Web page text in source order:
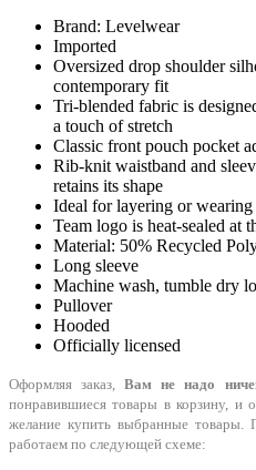
Brand: Levelwear
Imported
Oversized drop shoulder
contemporary fit
Tri-blended fabric is
a touch of stretch
Classic front pouch pocket
Rib-knit waistband and
retains its shape
Ideal for layering or
Team logo is heat-sealed at
Material: 50% Recycled
Long sleeve
Machine wash, tumble dry
Pullover
Hooded
Officially licensed
Оформляя заказ,Вам не надо
понравившиеся товары в корзину, и
желание купить выбранные товары.
работаем по следующей схеме: